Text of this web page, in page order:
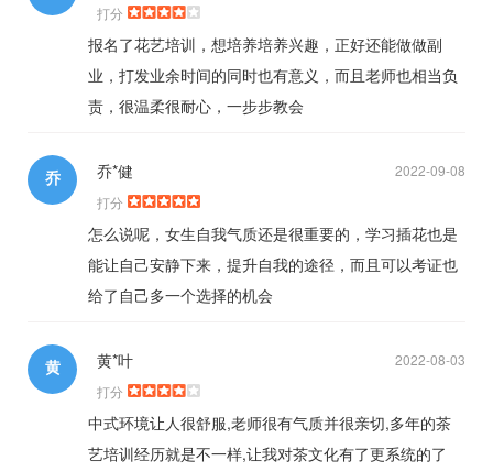
打分
报名了花艺培训，想培养培养兴趣，正好还能做做副
业，打发业余时间的同时也有意义，而且老师也相当负
责，很温柔很耐心，一步步教会
乔 2022-09-08
乔*健
打分
怎么说呢，女生自我气质还是很重要的，学习插花也是
能让自己安静下来，提升自我的途径，而且可以考证也
给了自己多一个选择的机会
黄 2022-08-03
黄*叶
打分
中式环境让人很舒服,老师很有气质并很亲切,多年的茶
艺培训经历就是不一样,让我对茶文化有了更系统的了